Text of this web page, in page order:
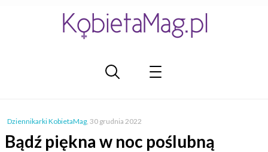
Dziennikarki KobietaMag, 30 grudnia 2022
Bądź piękna w noc poślubną